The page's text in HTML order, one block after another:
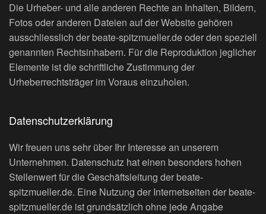
Die Urheber- und alle anderen Rechte an Inhalten, Bildern,
Fotos oder anderen Dateien auf der Website gehören
ausschliesslich der beate-spitzmueller.de oder den speziell
genannten Rechtsinhabern. Für die Reproduktion jeglicher
Elemente ist die schriftliche Zustimmung der
Urheberrechtsträger im Voraus einzuholen.
Datenschutzerklärung
Wir freuen uns sehr über Ihr Interesse an unserem
Unternehmen. Datenschutz hat einen besonders hohen
Stellenwert für die Geschäftsleitung der beate-
spitzmueller.de. Eine Nutzung der Internetseiten der beate-
spitzmueller.de ist grundsätzlich ohne jede Angabe